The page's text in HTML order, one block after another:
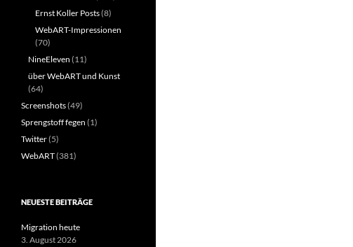
Ernst Koller Posts(8)
WebART-Impressionen
(70)
NineEleven (11)
über WebART und Kunst
(64)
Screenshots(49)
Sprengstoff fegen (1)
Twitter(5)
WebART(381)
NEUESTE BEITRÄGE
Migration heute
3. August 2026